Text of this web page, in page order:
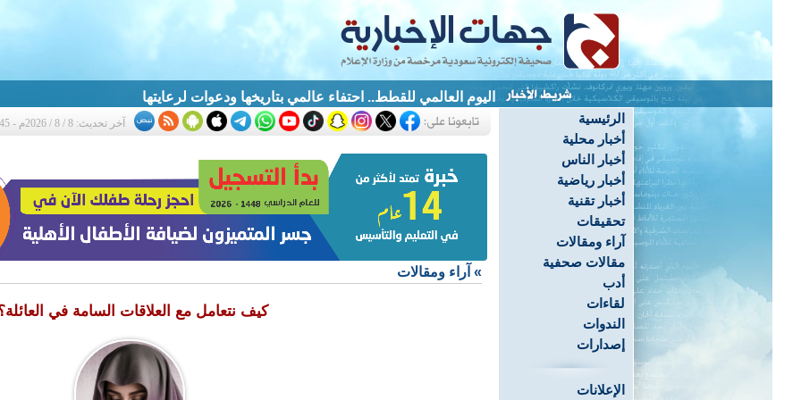
اليوم العالمي للقطط.. احتفاء عالمي بتاريخها ودعوات لرعايتها
الرئيسية
أخبار محلية
أخبار الناس
أخبار رياضية
أخبار تقنية
تحقيقات
آراء ومقالات
مقالات صحفية
أدب
لقاءات
الندوات
إصدارات
الإعلانات
آخر تحديث: 8 / 8 / 2026م - 4:45 م
» آراء ومقالات
كيف نتعامل مع العلاقات السامة في